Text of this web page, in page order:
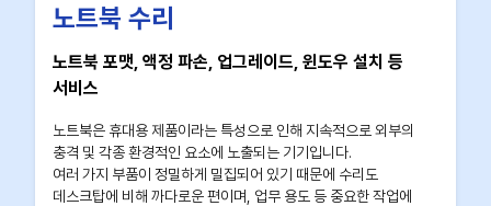
노트북 수리
노트북 포맷, 액정 파손, 업그레이드, 윈도우 설치 등
서비스
노트북은 휴대용 제품이라는 특성으로 인해 지속적으로 외부의
충격 및 각종 환경적인 요소에 노출되는 기기입니다.
여러 가지 부품이 정밀하게 밀집되어 있기 때문에 수리도
데스크탑에 비해 까다로운 편이며, 업무 용도 등 중요한 작업에